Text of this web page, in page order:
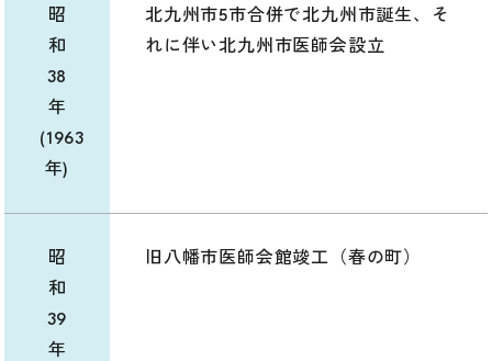
昭
和
38
年
(1963
年)
北九州市5市合併で北九州市誕生、そ
れに伴い北九州市医師会設立
昭
和
39
年
旧八幡市医師会館竣工（春の町）